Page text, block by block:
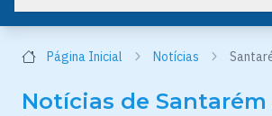
Página Inicial Notícias
Notícias de Santarém